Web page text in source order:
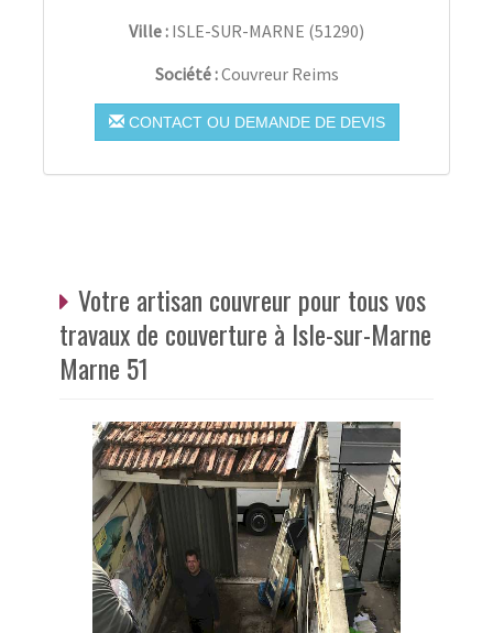
Ville : ISLE-SUR-MARNE (51290)
Société :Couvreur Reims
CONTACT OU DEMANDE DE DEVIS
Votre artisan couvreur pour tous vos
travaux de couverture à Isle-sur-Marne
Marne 51